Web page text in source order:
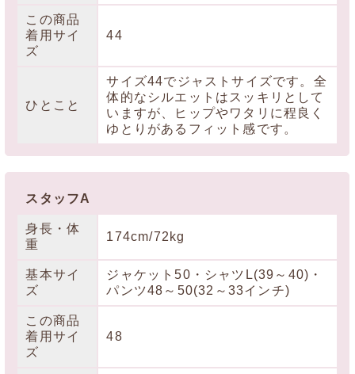
この商品
着用サイ
ズ
44
ひとこと
サイズ44でジャストサイズです。全
体的なシルエットはスッキリとして
いますが、ヒップやワタリに程良く
ゆとりがあるフィット感です。
スタッフA
身長・体
重
174cm/72kg
基本サイ
ズ
ジャケット50・シャツL(39～40)・
パンツ48～50(32～33インチ)
この商品
着用サイ
ズ
48